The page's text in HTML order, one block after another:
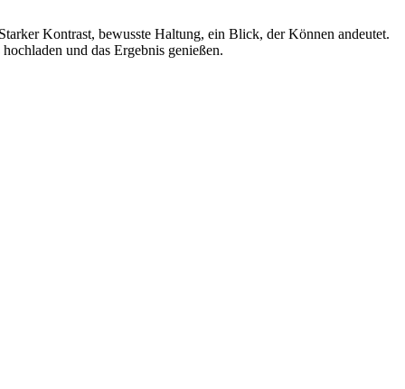
Kontrast, bewusste Haltung, ein Blick, der Können andeutet.
und das Ergebnis genießen.